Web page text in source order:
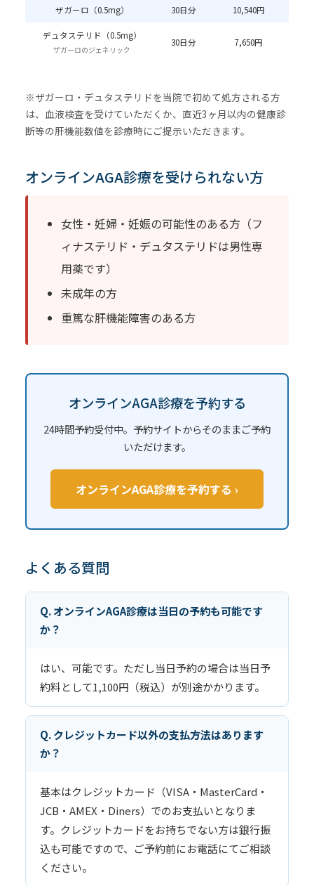
ザガーロ（0.5mg） 30日分 10,540円
デュタステリド（0.5mg）
ザガーロのジェネリック
30日分 7,650円
※ザガーロ・デュタステリドを当院で初めて処方される方
は、血液検査を受けていただくか、直近3ヶ月以内の健康診
断等の肝機能数値を診療時にご提示いただきます。
オンラインAGA診療を受けられない方
女性・妊婦・妊娠の可能性のある方（フ
ィナステリド・デュタステリドは男性専
用薬です）
未成年の方
重篤な肝機能障害のある方
オンラインAGA診療を予約する
24時間予約受付中。予約サイトからそのままご予約
いただけます。
オンラインAGA診療を予約する ›
よくある質問
Q. オンラインAGA診療は当日の予約も可能です
か？
はい、可能です。ただし当日予約の場合は当日予
約料として1,100円（税込）が別途かかります。
Q. クレジットカード以外の支払方法はあります
か？
基本はクレジットカード（VISA・MasterCard・
JCB・AMEX・Diners）でのお支払いとなりま
す。クレジットカードをお持ちでない方は銀行振
込も可能ですので、ご予約前にお電話にてご相談
ください。